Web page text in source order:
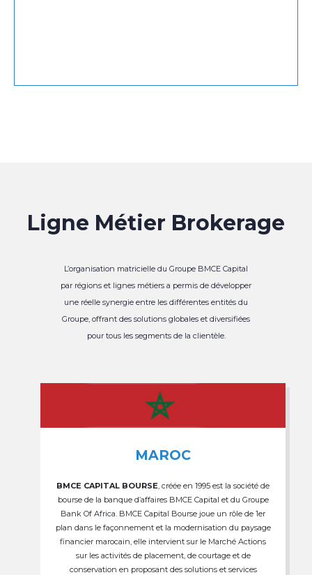
Ligne Métier Brokerage
L’organisation matricielle du Groupe BMCE Capital
par régions et lignes métiers a permis de développer
une réelle synergie entre les différentes entités du
Groupe, offrant des solutions globales et diversifiées
pour tous les segments de la clientèle.
MAROC
BMCE CAPITAL BOURSE , créée en 1995 est la société de
bourse de la banque d’affaires BMCE Capital et du Groupe
Bank Of Africa. BMCE Capital Bourse joue un rôle de 1er
plan dans le façonnement et la modernisation du paysage
financier marocain, elle intervient sur le Marché Actions
sur les activités de placement, de courtage et de
conservation en proposant des solutions et services